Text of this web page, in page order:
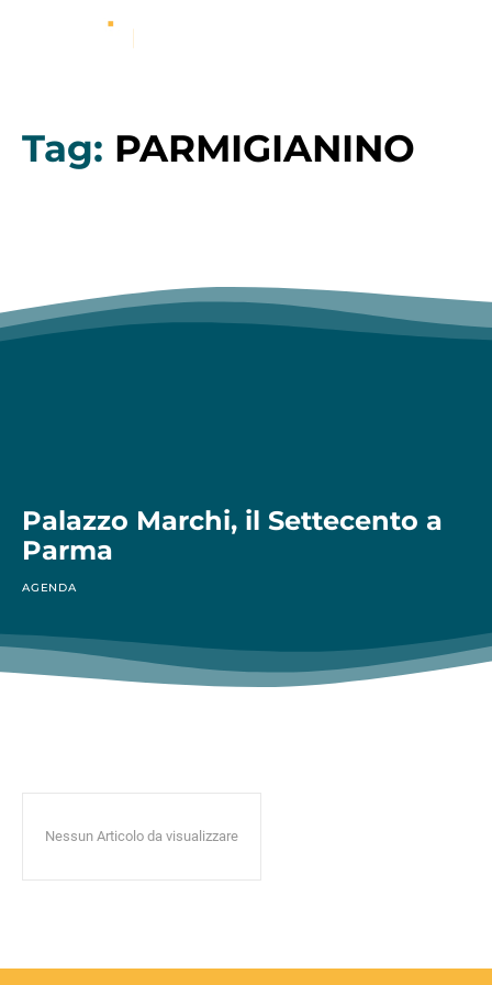
Tag: PARMIGIANINO
Palazzo Marchi, il Settecento a
Parma
AGENDA
Nessun Articolo da visualizzare